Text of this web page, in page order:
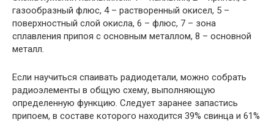
газообразный флюс, 4 – растворенный окисел, 5 –
поверхностный слой окисла, 6 – флюс, 7 – зона
сплавления припоя с основным металлом, 8 – основной
металл.
Если научиться спаивать радиодетали, можно собрать
радиоэлементы в общую схему, выполняющую
определенную функцию. Следует заранее запастись
припоем, в составе которого находится 39% свинца и 61%